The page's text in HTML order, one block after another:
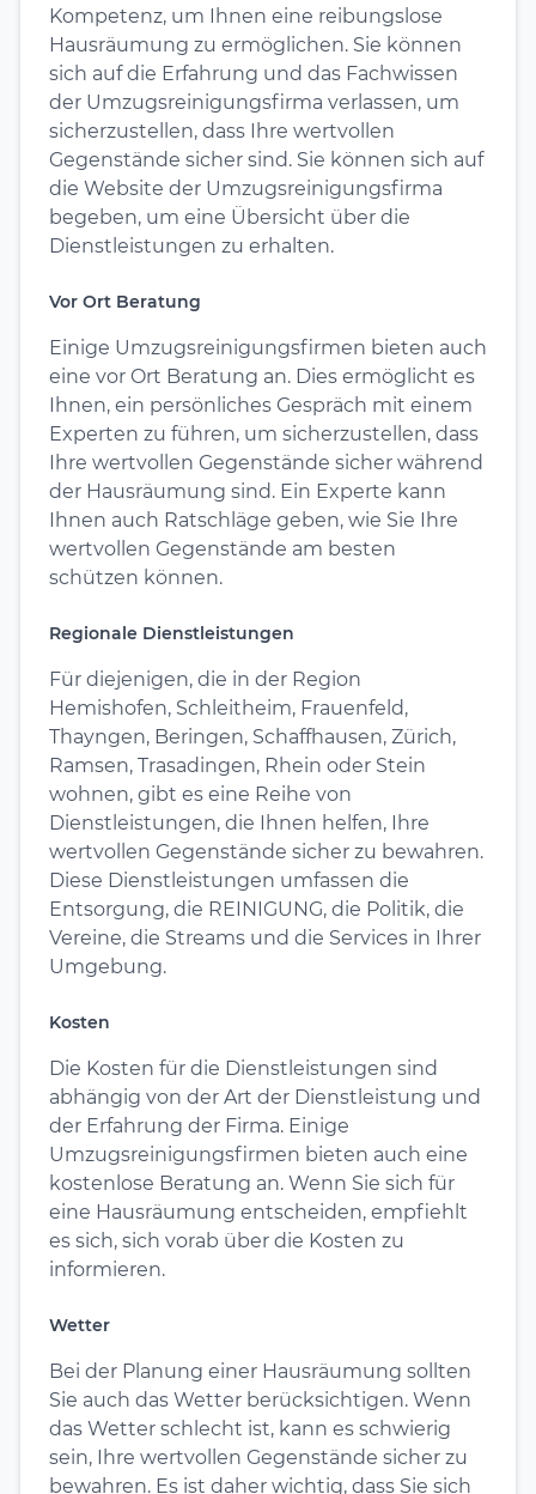
Kompetenz, um Ihnen eine reibungslose
Hausräumung zu ermöglichen. Sie können
sich auf die Erfahrung und das Fachwissen
der Umzugsreinigungsfirma verlassen, um
sicherzustellen, dass Ihre wertvollen
Gegenstände sicher sind. Sie können sich auf
die Website der Umzugsreinigungsfirma
begeben, um eine Übersicht über die
Dienstleistungen zu erhalten.
Vor Ort Beratung
Einige Umzugsreinigungsfirmen bieten auch
eine vor Ort Beratung an. Dies ermöglicht es
Ihnen, ein persönliches Gespräch mit einem
Experten zu führen, um sicherzustellen, dass
Ihre wertvollen Gegenstände sicher während
der Hausräumung sind. Ein Experte kann
Ihnen auch Ratschläge geben, wie Sie Ihre
wertvollen Gegenstände am besten
schützen können.
Regionale Dienstleistungen
Für diejenigen, die in der Region
Hemishofen, Schleitheim, Frauenfeld,
Thayngen, Beringen, Schaffhausen, Zürich,
Ramsen, Trasadingen, Rhein oder Stein
wohnen, gibt es eine Reihe von
Dienstleistungen, die Ihnen helfen, Ihre
wertvollen Gegenstände sicher zu bewahren.
Diese Dienstleistungen umfassen die
Entsorgung, die REINIGUNG, die Politik, die
Vereine, die Streams und die Services in Ihrer
Umgebung.
Kosten
Die Kosten für die Dienstleistungen sind
abhängig von der Art der Dienstleistung und
der Erfahrung der Firma. Einige
Umzugsreinigungsfirmen bieten auch eine
kostenlose Beratung an. Wenn Sie sich für
eine Hausräumung entscheiden, empfiehlt
es sich, sich vorab über die Kosten zu
informieren.
Wetter
Bei der Planung einer Hausräumung sollten
Sie auch das Wetter berücksichtigen. Wenn
das Wetter schlecht ist, kann es schwierig
sein, Ihre wertvollen Gegenstände sicher zu
bewahren. Es ist daher wichtig, dass Sie sich